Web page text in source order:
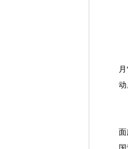
动
面